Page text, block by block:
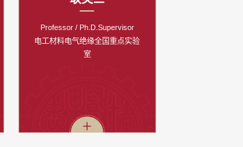
Professor / Ph.D.Supervisor
电工材料电气绝缘全国重点实验
室